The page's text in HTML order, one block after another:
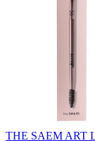
THE SAEM ART